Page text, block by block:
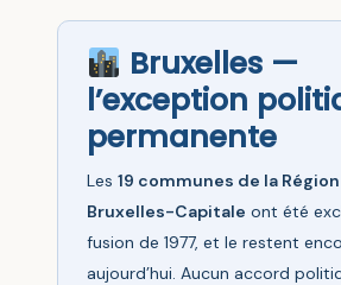
Bruxelles —
l’exception
permanente
Les 19 communes de la
Bruxelles-Capitale ont été
fusion de 1977, et le restent
aujourd’hui. Aucun accord